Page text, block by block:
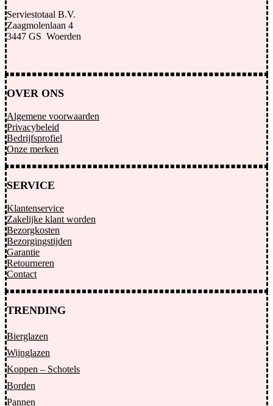
Serviestotaal B.V.
Zaagmolenlaan 4
3447 GS Woerden
OVER ONS
Algemene voorwaarden
Privacybeleid
Bedrijfsprofiel
Onze merken
SERVICE
Klantenservice
Zakelijke klant worden
Bezorgkosten
Bezorgingstijden
Garantie
Retourneren
Contact
TRENDING
Bierglazen
Wijnglazen
Koppen – Schotels
Borden
Pannen